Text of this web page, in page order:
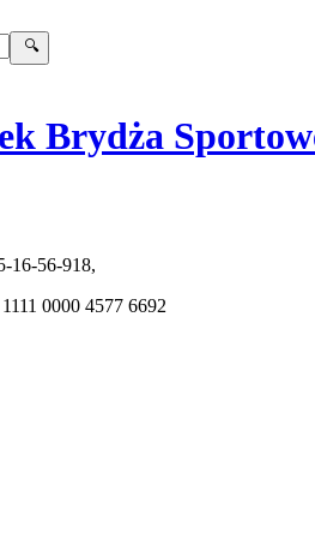
Brydża
16-56-918,
0000 4577 6692